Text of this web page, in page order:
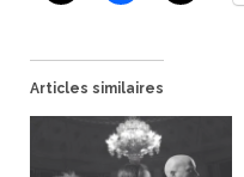
Articles similaires